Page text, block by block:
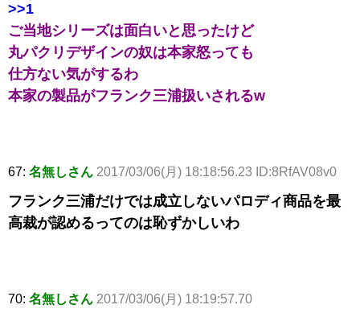
>>1
ご当地シリーズは面白いと思ったけど
丸パクリデザインの奴は本家怒っても
仕方ない気がするわ
本家の製品がフランク三浦扱いされるw
67: 名無しさん 2017/03/06(月) 18:18:56.23 ID:8RfAV08v0
フランク三浦だけでは成立しないパロディ商品を最
高裁が認めるってのは恥ずかしいわ
70: 名無しさん 2017/03/06(月) 18:19:57.70